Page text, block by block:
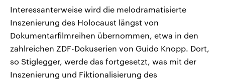
Interessanterweise wird die melodramatisierte
Inszenierung des Holocaust längst von
Dokumentarfilmreihen übernommen, etwa in den
zahlreichen ZDF-Dokuserien von Guido Knopp. Dort,
so Stiglegger, werde das fortgesetzt, was mit der
Inszenierung und Fiktionalisierung des